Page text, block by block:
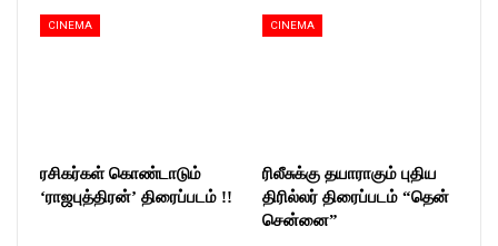
CINEMA
ரசிகர்கள் கொண்டாடும்
‘ராஜபுத்திரன்’ திரைப்படம் !!
CINEMA
ரிலீசுக்கு தயாராகும் புதிய
திரில்லர் திரைப்படம் “தென்
சென்னை”